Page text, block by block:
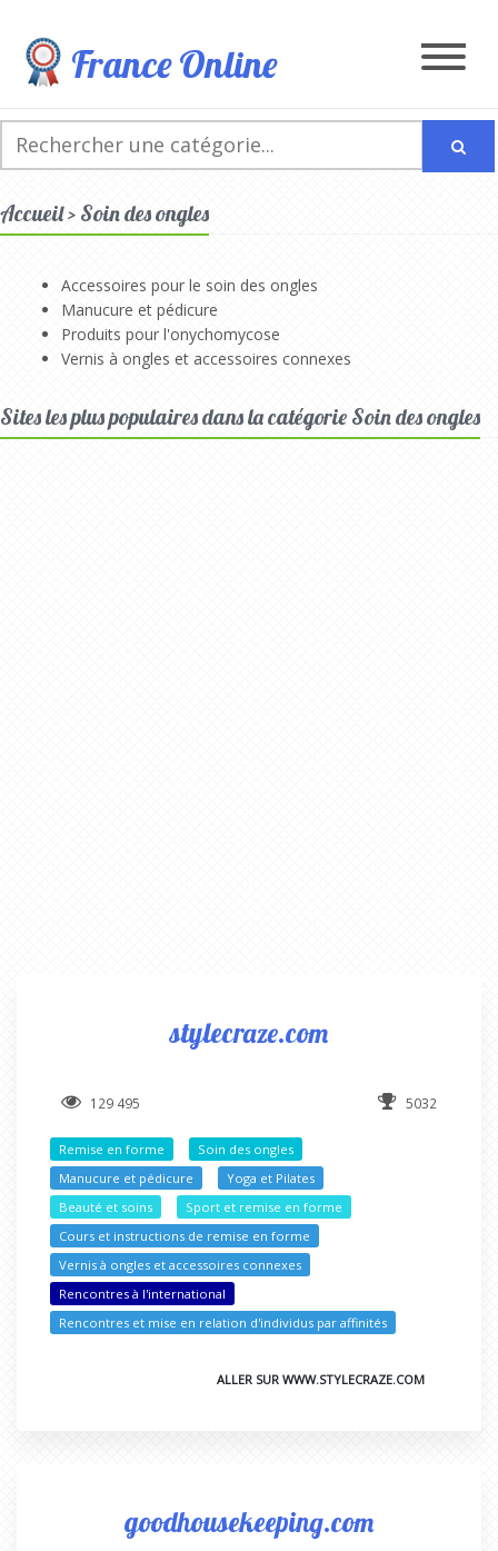
France Online
Accueil > Soin des ongles
Accessoires pour le soin des ongles
Manucure et pédicure
Produits pour l'onychomycose
Vernis à ongles et accessoires connexes
Sites les plus populaires dans la catégorie Soin des ongles
stylecraze.com
129 495 5032
Remise en forme
Soin des ongles
Manucure et pédicure
Yoga et Pilates
Beauté et soins
Sport et remise en forme
Cours et instructions de remise en forme
Vernis à ongles et accessoires connexes
Rencontres à l'international
Rencontres et mise en relation d'individus par affinités
ALLER SUR WWW.STYLECRAZE.COM
goodhousekeeping.com